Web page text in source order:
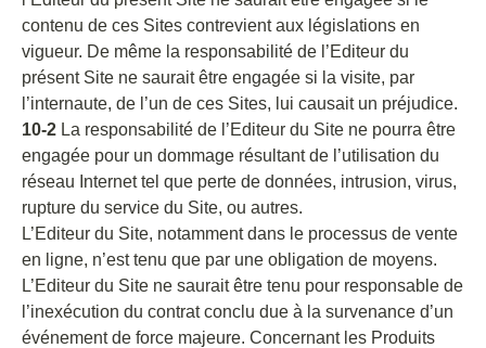
contenu de ces Sites contrevient aux législations en
vigueur. De même la responsabilité de l’Editeur du
présent Site ne saurait être engagée si la visite, par
l’internaute, de l’un de ces Sites, lui causait un préjudice.
10-2 La responsabilité de l’Editeur du Site ne pourra être
engagée pour un dommage résultant de l’utilisation du
réseau Internet tel que perte de données, intrusion, virus,
rupture du service du Site, ou autres.
L’Editeur du Site, notamment dans le processus de vente
en ligne, n’est tenu que par une obligation de moyens.
L’Editeur du Site ne saurait être tenu pour responsable de
l’inexécution du contrat conclu due à la survenance d’un
événement de force majeure. Concernant les Produits